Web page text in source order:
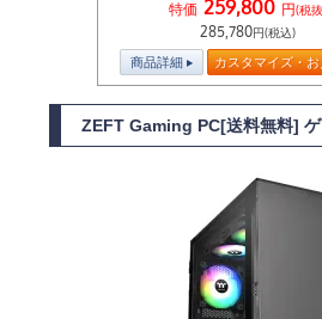
特価 259,800 円(税
285,780円(税込)
商品詳細 カスタマイズ・
ZEFT Gaming PC[送料無料]